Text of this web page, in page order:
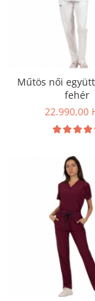
BÜTYKÖS LÁBRA
MUNKAVÉDELMI
rendelkező termék
Műtös női
fehér
22.990,00